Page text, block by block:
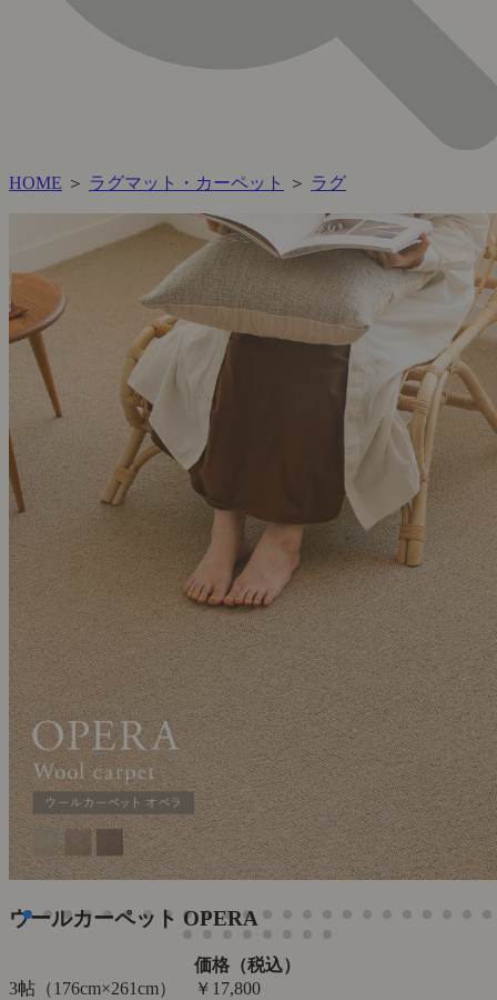
HOME ＞ ラグマット・カーペット ＞ ラグ
ウールカーペット OPERA
価格（税込）
3帖（176cm×261cm）
￥17,800